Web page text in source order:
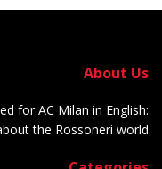
About Us
for AC Milan in English:
the Rossoneri world.